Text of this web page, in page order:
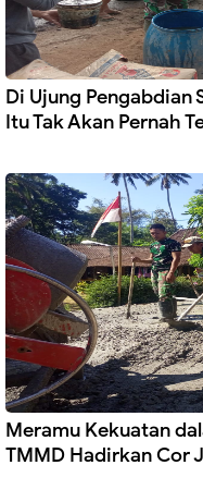
Di Ujung Pengabdian
Itu Tak Akan Pernah
Meramu Kekuatan
TMMD Hadirkan Cor